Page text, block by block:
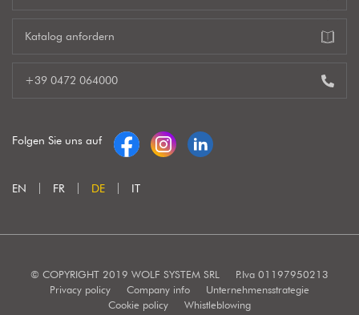
Katalog anfordern
+39 0472 064000
Folgen Sie uns auf
EN FR DE IT
© COPYRIGHT 2019 WOLF SYSTEM SRL
P.Iva 01197950213
Privacy policy
Company info
Unternehmensstrategie
Cookie policy
Whistleblowing